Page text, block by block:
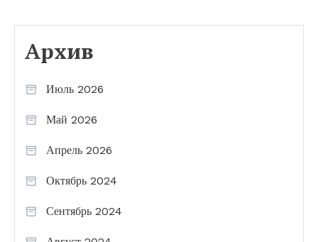
Архив
Июль 2026
Май 2026
Апрель 2026
Октябрь 2024
Сентябрь 2024